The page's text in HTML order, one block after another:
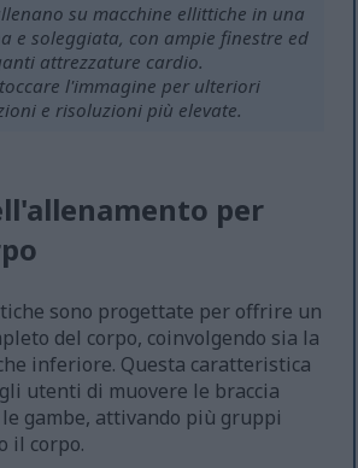
su macchine ellittiche in una
e soleggiata, con ampie finestre ed
attrezzature cardio.
l'immagine per ulteriori
e risoluzioni più elevate.
per
sono progettate per offrire un
del corpo, coinvolgendo sia la
inferiore. Questa caratteristica
utenti di muovere le braccia
gambe, attivando più gruppi
il corpo.